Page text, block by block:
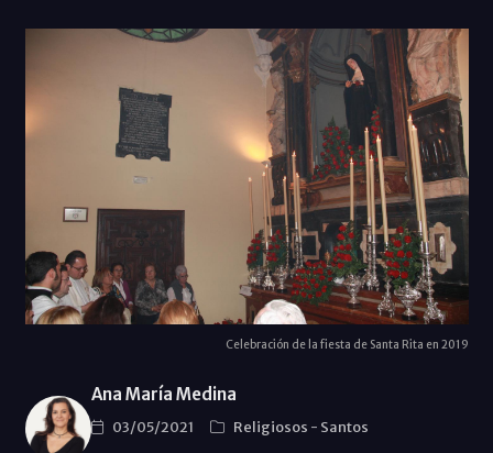
Celebración de la fiesta de Santa Rita en 2019
Ana María Medina
03/05/2021 Religiosos - Santos